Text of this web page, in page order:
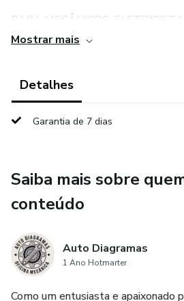
PARA MECÂNICOS,
vital sistema de
injeção eletrônica do seu carro. Este
diagnosticar e melhorar este
funcionamento do seu veículo.
Mostrar mais
Detalhes
Garantia de 7 dias
Saiba mais sobre
conteúdo
Auto Diagramas
1 Ano Hotmarter
Como um entusiasta e apaixonado